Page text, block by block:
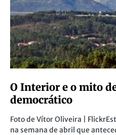
O Interior e o mito
democrático
Foto de Vítor Oliveira |
na semana de abril que